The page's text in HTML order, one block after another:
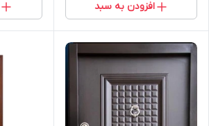
افزودن به سبد